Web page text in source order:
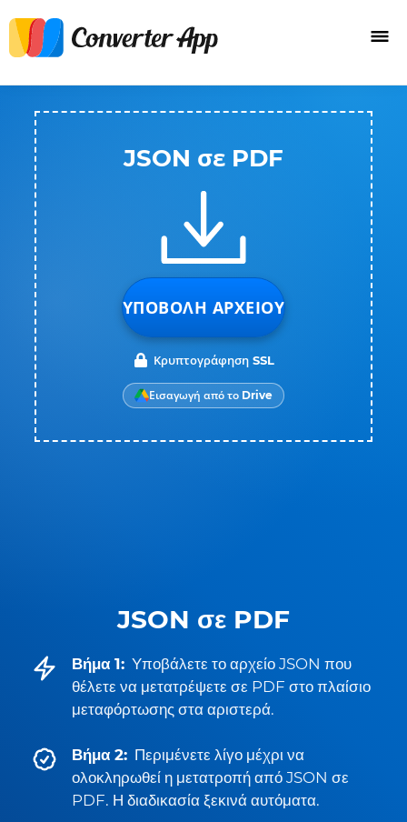
JSON σε PDF
Βήμα 1: Υποβάλετε το αρχείο JSON που
θέλετε να μετατρέψετε σε PDF στο πλαίσιο
μεταφόρτωσης στα αριστερά.
Βήμα 2: Περιμένετε λίγο μέχρι να
ολοκληρωθεί η μετατροπή από JSON σε
PDF. Η διαδικασία ξεκινά αυτόματα.
JSON σε PDF
ΥΠΟΒΟΛΉ ΑΡΧΕΊΟΥ
Κρυπτογράφηση SSL
Εισαγωγή από το Drive